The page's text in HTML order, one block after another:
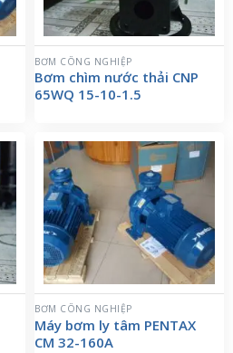
BƠM CÔNG NGHIỆP
Bơm chìm nước thải CNP
65WQ 15-10-1.5
BƠM CÔNG NGHIỆP
Máy bơm ly tâm PENTAX
CM 32-160A